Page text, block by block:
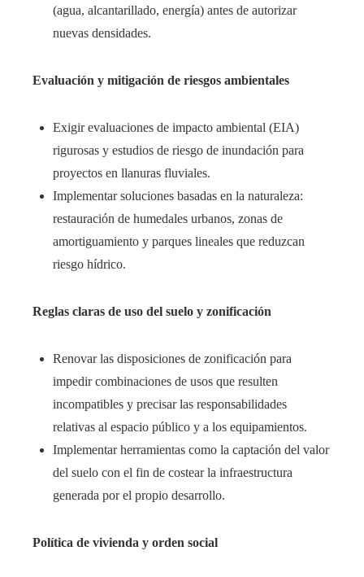
(agua, alcantarillado, energía) antes de autorizar
nuevas densidades.
Evaluación y mitigación de riesgos ambientales
Exigir evaluaciones de impacto ambiental (EIA)
rigurosas y estudios de riesgo de inundación para
proyectos en llanuras fluviales.
Implementar soluciones basadas en la naturaleza:
restauración de humedales urbanos, zonas de
amortiguamiento y parques lineales que reduzcan
riesgo hídrico.
Reglas claras de uso del suelo y zonificación
Renovar las disposiciones de zonificación para
impedir combinaciones de usos que resulten
incompatibles y precisar las responsabilidades
relativas al espacio público y a los equipamientos.
Implementar herramientas como la captación del valor
del suelo con el fin de costear la infraestructura
generada por el propio desarrollo.
Política de vivienda y orden social